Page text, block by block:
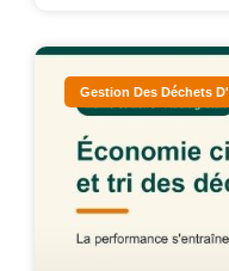
Gestion Des Déchets